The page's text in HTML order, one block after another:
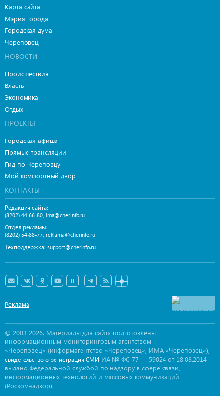
Карта сайта
Мэрия города
Городская дума
Череповец
НОВОСТИ
Происшествия
Власть
Экономика
Отдых
ПРОЕКТЫ
Городская афиша
Прямые трансляции
Гид по Череповцу
Мой комфортный двор
КОНТАКТЫ
Редакция сайта:
(8202) 44-66-80 ima@cherinfo.ru
Отдел рекламы:
(8202) 54-88-77 reklama@cherinfo.ru
Техподдержка: support@cherinfo.ru
Реклама
© 2003-2026. Материалы для сайта подготовлены
информационным мониторинговым агентством
«Череповец» (информагентство «Череповец», ИМА «Череповец»),
свидетельство о регистрации СМИ ИА № ФС 77 — 59024 от 18.08.2014
выдано Федеральной службой по надзору в сфере связи,
информационных технологий и массовых коммуникаций
(Роскомнадзор).